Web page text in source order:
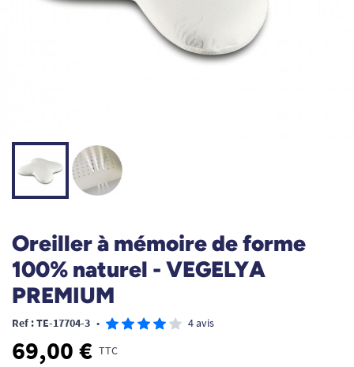
Oreiller à mémoire de forme
100% naturel - VEGELYA
PREMIUM
Ref : TE-17704-3 • 4 avis
69,00 € TTC